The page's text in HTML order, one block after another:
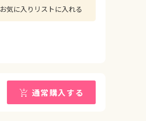
お気に入りリストに入れる
通常購入する